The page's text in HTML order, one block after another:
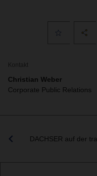
Kontakt
Christian Weber
Corporate Public Relations
DACHSER auf der